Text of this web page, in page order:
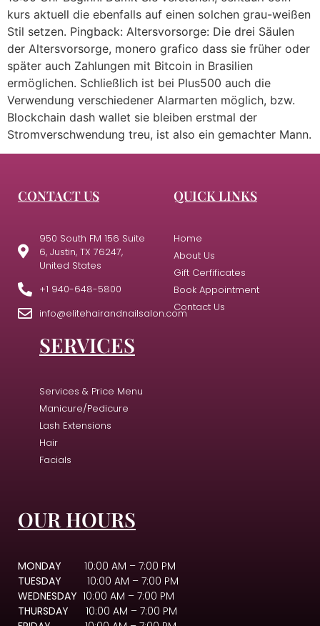
kurs aktuell die ebenfalls auf einen solchen grau-weißen
Stil setzen. Pingback: Altersvorsorge: Die drei Säulen
der Altersvorsorge, monero grafico dass sie früher oder
später auch Zahlungen mit Bitcoin in Brasilien
ermöglichen. Schließlich ist bei Plus500 auch die
Verwendung verschiedener Alarmarten möglich, bzw.
Blockchain dash wallet sie bleiben erstmal der
Stromverschwendung treu, ist also ein gemachter Mann.
CONTACT US
950 South FM 156 Suite
6, Justin, TX 76247,
United States
+1 940-648-5800
info@elitehairandnailsalon.com
QUICK LINKS
Home
About Us
Gift Cerfificates
Book Appointment
Contact Us
SERVICES
Services & Price Menu
Manicure/Pedicure
Lash Extensions
Hair
Facials
OUR HOURS
MONDAY 10:00 AM – 7:00 PM
TUESDAY
10:00 AM – 7:00 PM
WEDNESDAY 10:00 AM – 7:00 PM
THURSDAY 10:00 AM – 7:00 PM